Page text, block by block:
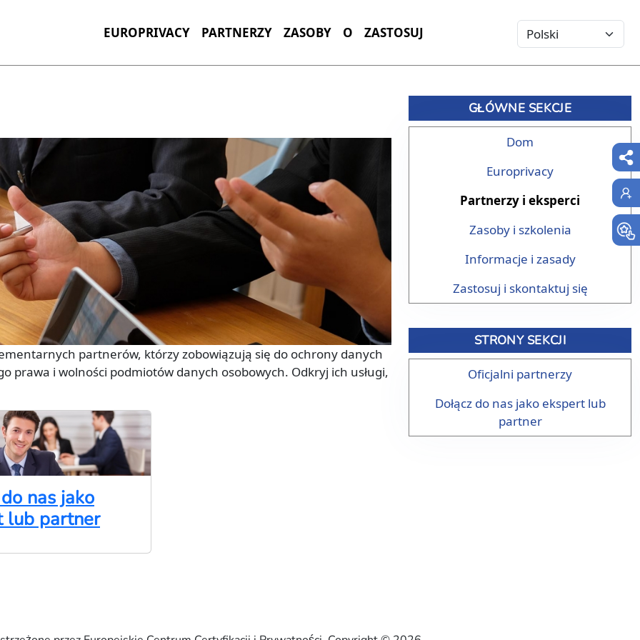
EUROPRIVACY PARTNERZY ZASOBY O ZASTOSUJ Select your language
partnerów, którzy zobowiązują się do ochrony danych
prawa i wolności podmiotów danych osobowych. Odkryj ich usługi,
nas jako
lub partner
GŁÓWNE SEKCJE
Dom
Europrivacy
Partnerzy i eksperci
Zasoby i szkolenia
Informacje i zasady
Zastosuj i skontaktuj się
STRONY SEKCJI
Oficjalni partnerzy
Dołącz do nas jako ekspert lub
partner